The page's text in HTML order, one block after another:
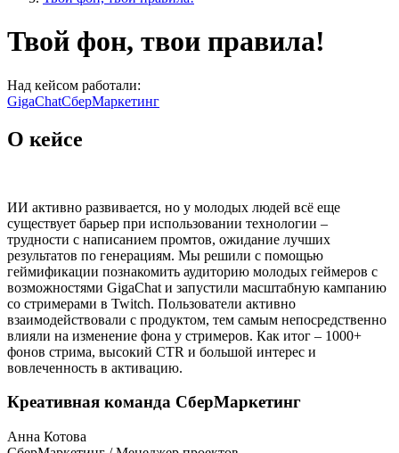
Твой фон, твои правила!
Над кейсом работали:
GigaChatСберМаркетинг
О кейсе
ИИ активно развивается, но у молодых людей всё еще
существует барьер при использовании технологии –
трудности с написанием промтов, ожидание лучших
результатов по генерациям. Мы решили с помощью
геймификации познакомить аудиторию молодых геймеров с
возможностями GigaChat и запустили масштабную кампанию
со стримерами в Twitch. Пользователи активно
взаимодействовали с продуктом, тем самым непосредственно
влияли на изменение фона у стримеров. Как итог – 1000+
фонов стрима, высокий CTR и большой интерес и
вовлеченность в активацию.
Креативная команда СберМаркетинг
Анна Котова